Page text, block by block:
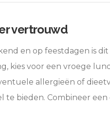
vertrouwd
en op feestdagen is
kies voor een vroege
allergieën of
te bieden. Combineer